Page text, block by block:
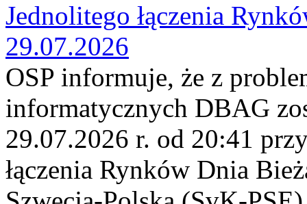
Jednolitego łączenia
29.07.2026
OSP informuje, że z
informatycznych DBAG
29.07.2026 r. od 20:41
łączenia Rynków Dnia